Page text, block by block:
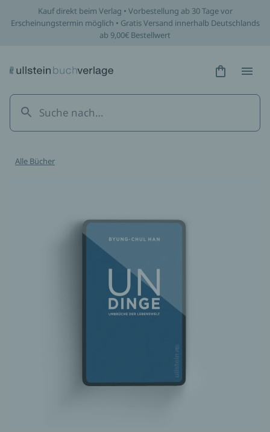
Kauf direkt beim Verlag • Vorbestellung ab 30 Tage vor
Erscheinungstermin möglich • Gratis Versand innerhalb Deutschlands
ab 9,00€ Bestellwert
Hidden
Alle Bücher